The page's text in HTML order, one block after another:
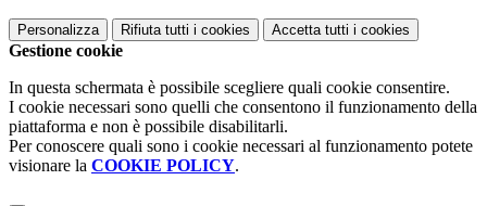
Personalizza Rifiuta tutti i cookies Accetta tutti i cookies
Gestione cookie
In questa schermata è possibile scegliere quali cookie consentire.
I cookie necessari sono quelli che consentono il funzionamento della
piattaforma e non è possibile disabilitarli.
Per conoscere quali sono i cookie necessari al funzionamento potete
visionare la COOKIE POLICY.